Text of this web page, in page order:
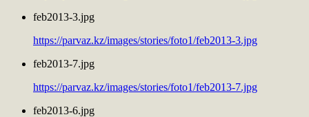
feb2013-3.jpg
https://parvaz.kz/images/stories/foto1/feb2013-3.jpg
feb2013-7.jpg
https://parvaz.kz/images/stories/foto1/feb2013-7.jpg
feb2013-6.jpg